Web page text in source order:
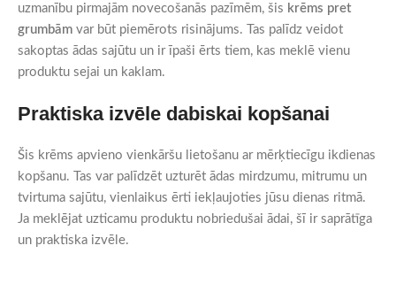
uzmanību pirmajām novecošanās pazīmēm, šis krēms pret
grumbām var būt piemērots risinājums. Tas palīdz veidot
sakoptas ādas sajūtu un ir īpaši ērts tiem, kas meklē vienu
produktu sejai un kaklam.
Praktiska izvēle dabiskai kopšanai
Šis krēms apvieno vienkāršu lietošanu ar mērķtiecīgu ikdienas
kopšanu. Tas var palīdzēt uzturēt ādas mirdzumu, mitrumu un
tvirtuma sajūtu, vienlaikus ērti iekļaujoties jūsu dienas ritmā.
Ja meklējat uzticamu produktu nobriedušai ādai, šī ir saprātīga
un praktiska izvēle.